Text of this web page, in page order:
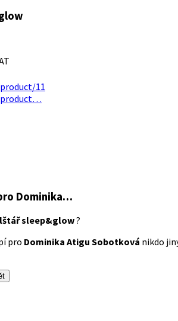
11
product…
Dominika…
sleep&glow?
pro Dominika Atigu Sobotková nikdo